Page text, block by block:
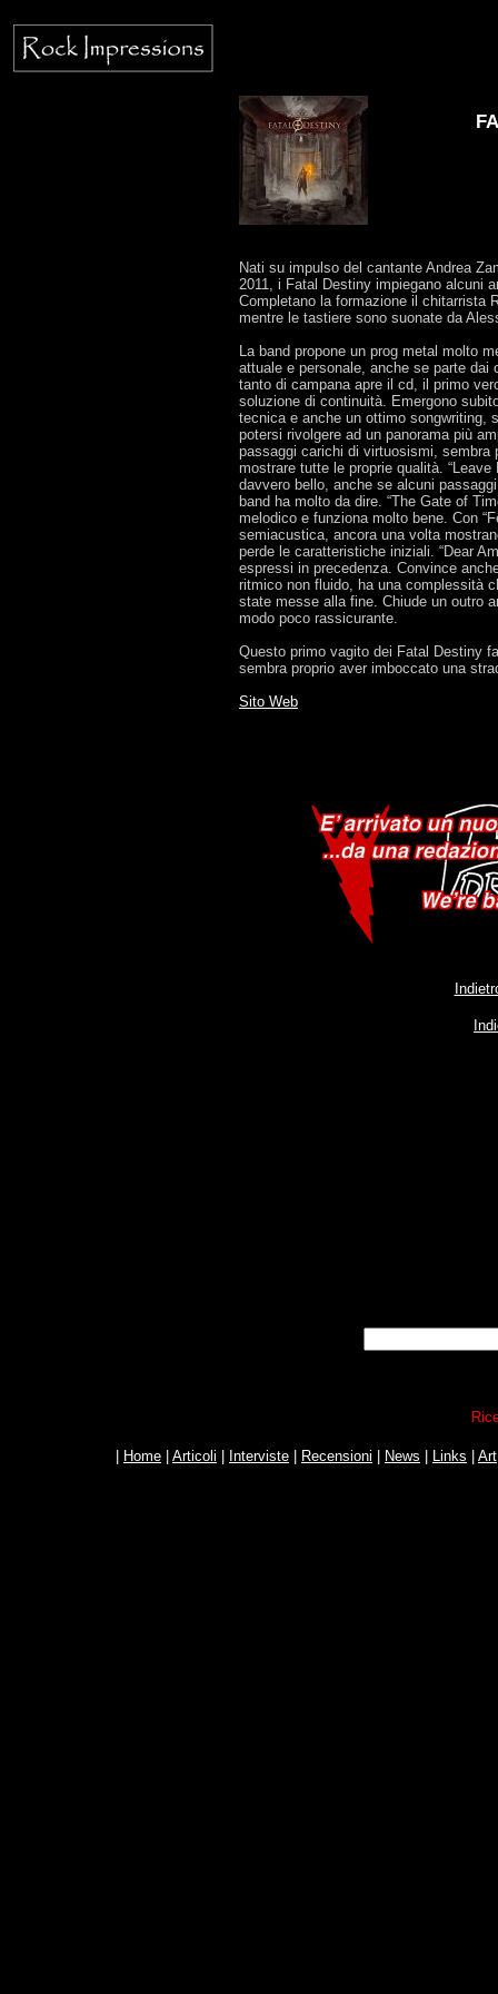
Nati su impulso del cantante Andrea
2011, i Fatal Destiny impiegano alcuni
Completano la formazione il chitarrista
mentre le tastiere sono suonate da
La band propone un prog metal molto
attuale e personale, anche se parte
tanto di campana apre il cd, il primo
soluzione di continuità. Emergono
tecnica e anche un ottimo songwriting,
potersi rivolgere ad un panorama più
passaggi carichi di virtuosismi, sembra
mostrare tutte le proprie qualità.
davvero bello, anche se alcuni
band ha molto da dire. “The Gate of
melodico e funziona molto bene. Con
semiacustica, ancora una volta
perde le caratteristiche iniziali. “Dear
espressi in precedenza. Convince
ritmico non fluido, ha una complessità
state messe alla fine. Chiude un outro
modo poco rassicurante.
Questo primo vagito dei Fatal Destiny
sembra proprio aver imboccato una
Sito Web
Home Articoli Interviste Recensioni News Links Art